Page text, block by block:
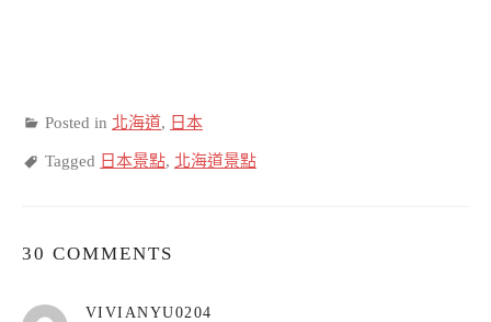
Posted in 北海道, 日本
Tagged 日本景點, 北海道景點
30 COMMENTS
VIVIANYU0204